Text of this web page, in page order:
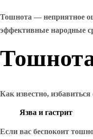
Тошнота — неприятное
эффективные народные
Как известно,
Язва и гастрит
Если вас беспокоит